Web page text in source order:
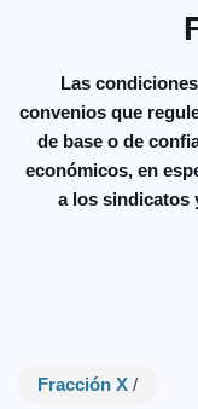
Las
convenios que
de base o de
económicos, en
a los sindicatos
Fracción X /